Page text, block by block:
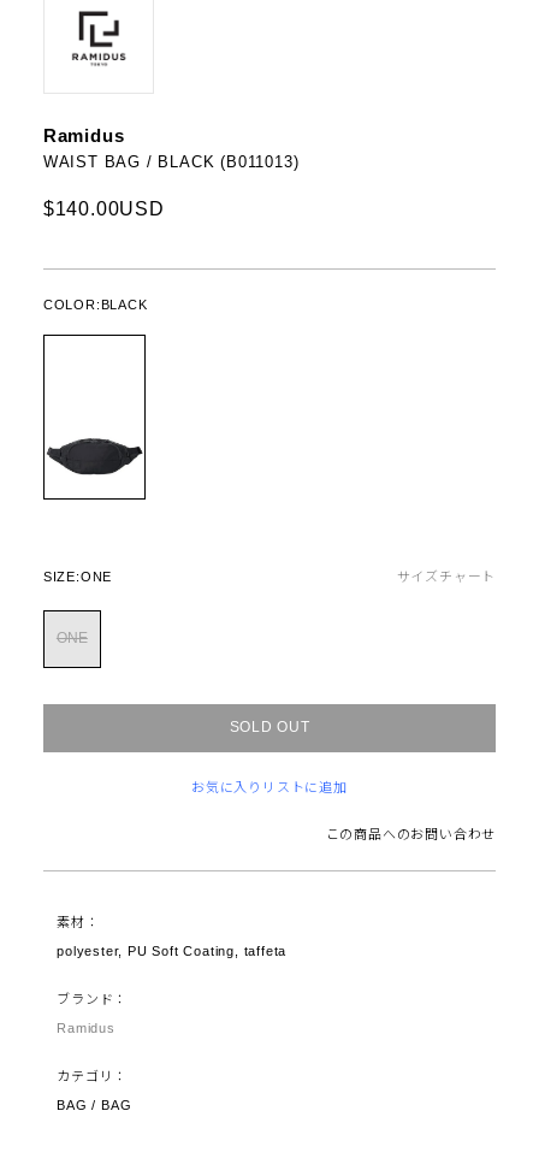
Ramidus
WAIST BAG / BLACK (B011013)
$140.00USD
COLOR:BLACK
SIZE:ONE サイズチャート
ONE
SOLD OUT
お気に入りリストに追加
この商品へのお問い合わせ
素材：
polyester, PU Soft Coating, taffeta
ブランド：
Ramidus
カテゴリ：
BAG / BAG